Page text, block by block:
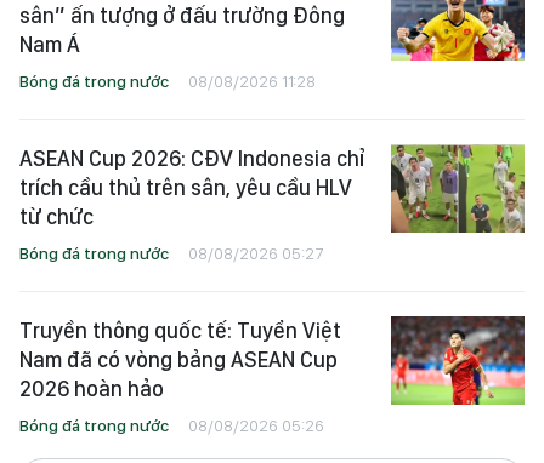
sân” ấn tượng ở đấu trường Đông
Nam Á
Bóng đá trong nước 08/08/2026 11:28
ASEAN Cup 2026: CĐV Indonesia chỉ
trích cầu thủ trên sân, yêu cầu HLV
từ chức
Bóng đá trong nước 08/08/2026 05:27
Truyền thông quốc tế: Tuyển Việt
Nam đã có vòng bảng ASEAN Cup
2026 hoàn hảo
Bóng đá trong nước 08/08/2026 05:26